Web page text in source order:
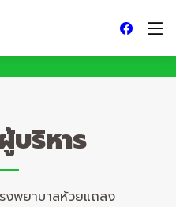
บริหาร
งพยาบาลห้วยแถลง